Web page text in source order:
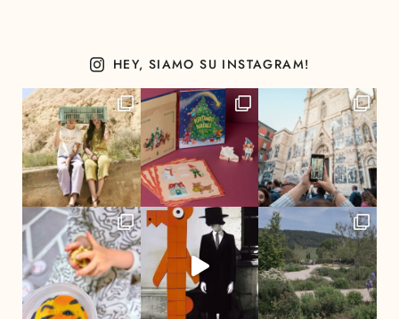
HEY, SIAMO SU INSTAGRAM!